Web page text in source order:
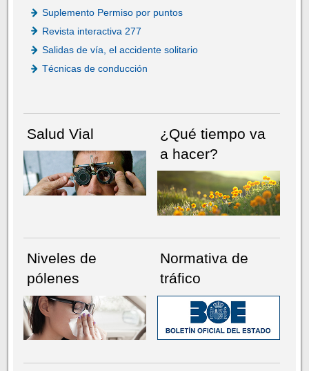
Suplemento Permiso por puntos
Revista interactiva 277
Salidas de vía, el accidente solitario
Técnicas de conducción
Salud Vial
¿Qué tiempo va
a hacer?
Niveles de
pólenes
Normativa de
tráfico